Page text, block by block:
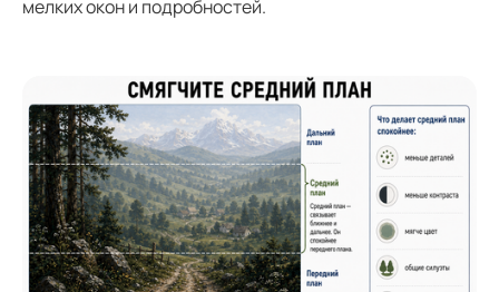
мелких окон и подробностей.